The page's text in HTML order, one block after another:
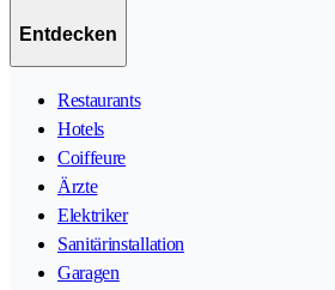
Entdecken
Restaurants
Hotels
Coiffeure
Ärzte
Elektriker
Sanitärinstallation
Garagen